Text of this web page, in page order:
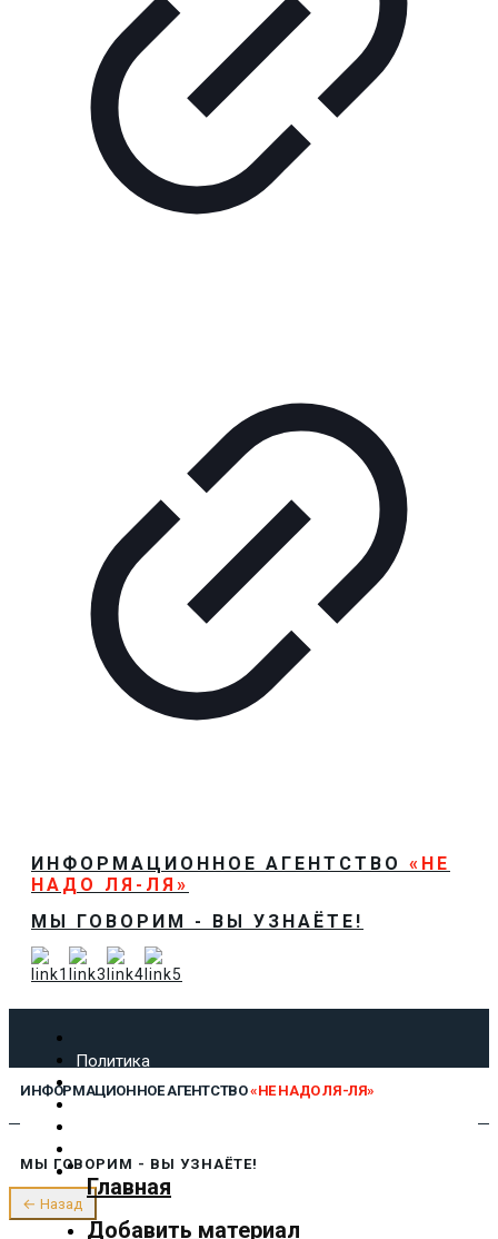
ИНФОРМАЦИОННОЕ АГЕНТСТВО «НЕ
НАДО ЛЯ-ЛЯ»
МЫ ГОВОРИМ - ВЫ УЗНАЁТЕ!
Политика
Экономика
Культура
Предложить новость
О нас
ИНФОРМАЦИОННОЕ АГЕНТСТВО«НЕ НАДО ЛЯ-ЛЯ»
Главная
Добавить материал
МЫ ГОВОРИМ - ВЫ УЗНАЁТЕ!
← Назад